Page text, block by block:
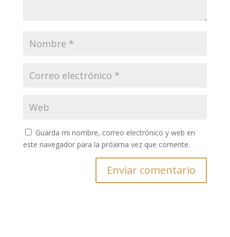
Guarda mi nombre, correo electrónico y web en
este navegador para la próxima vez que comente.